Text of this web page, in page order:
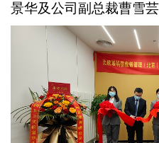
景华及公司副总裁曹雪